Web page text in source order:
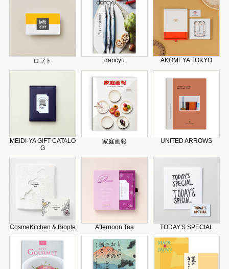
ロフト dancyu AKOMEYA TOKYO
MEIDI-YA GIFT CATALO
G
家庭画報 UNITED ARROWS
CosmeKitchen & Biople Afternoon Tea TODAY'S SPECIAL